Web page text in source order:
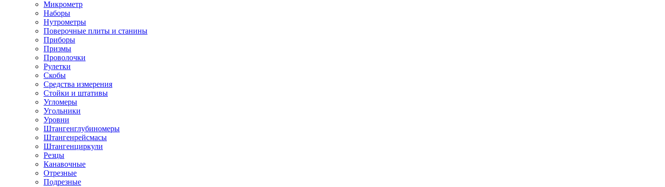
Микрометр
Наборы
Нутрометры
Поверочные плиты и станины
Приборы
Призмы
Проволочки
Рулетки
Скобы
Средства измерения
Стойки и штативы
Угломеры
Угольники
Уровни
Штангенглубиномеры
Штангенрейсмасы
Штангенциркули
Резцы
Канавочные
Отрезные
Подрезные